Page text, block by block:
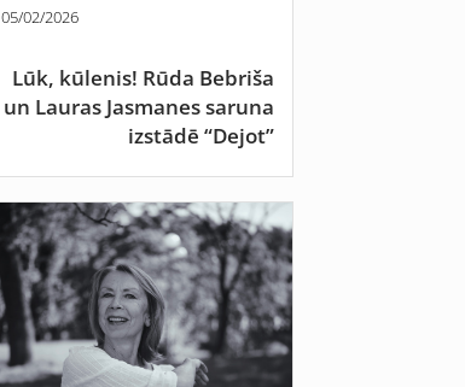
05/02/2026
Lūk, kūlenis! Rūda Bebriša
un Lauras Jasmanes saruna
izstādē “Dejot”